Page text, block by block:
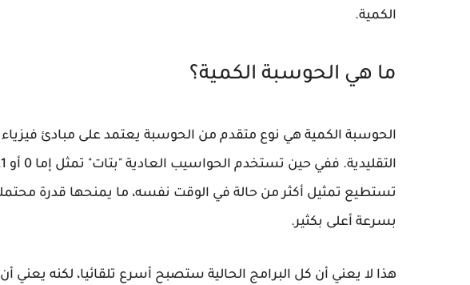
الكمية.
ما هي الحوسبة الكمية؟
الحوسبة الكمية هي نوع متقدم من الحوسبة يعتمد على مبادئ
تستطيع تمثيل أكثر من حالة في الوقت نفسه، ما يمنحها قدرة
بسرعة أعلى بكثير.
هذا لا يعني أن كل البرامج الحالية ستصبح أسرع تلقائيا، لكنه